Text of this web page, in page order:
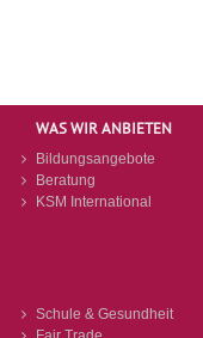
WAS WIR ANBIETEN
Bildungsangebote
Beratung
KSM International
Schule & Gesundheit